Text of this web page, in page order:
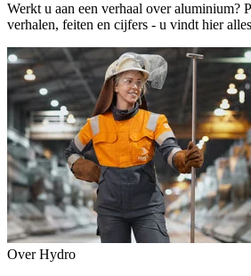
Werkt u aan een verhaal over aluminium?
verhalen, feiten en cijfers - u vindt hier
Over Hydro